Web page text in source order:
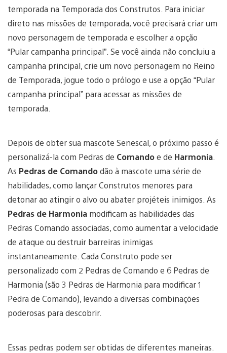
temporada na Temporada dos Construtos. Para iniciar
direto nas missões de temporada, você precisará criar um
novo personagem de temporada e escolher a opção
“Pular campanha principal”. Se você ainda não concluiu a
campanha principal, crie um novo personagem no Reino
de Temporada, jogue todo o prólogo e use a opção “Pular
campanha principal” para acessar as missões de
temporada.
Depois de obter sua mascote Senescal, o próximo passo é
personalizá-la com Pedras de Comandoe de Harmonia
As Pedras de Comandodão à mascote uma série de
habilidades, como lançar Construtos menores para
detonar ao atingir o alvo ou abater projéteis inimigos. As
Pedras de Harmonia modificam as habilidades das
Pedras Comando associadas, como aumentar a velocidade
de ataque ou destruir barreiras inimigas
instantaneamente. Cada Construto pode ser
personalizado com 2 Pedras de Comando e 6 Pedras de
Harmonia (são 3 Pedras de Harmonia para modificar 1
Pedra de Comando), levando a diversas combinações
poderosas para descobrir.
Essas pedras podem ser obtidas de diferentes maneiras.